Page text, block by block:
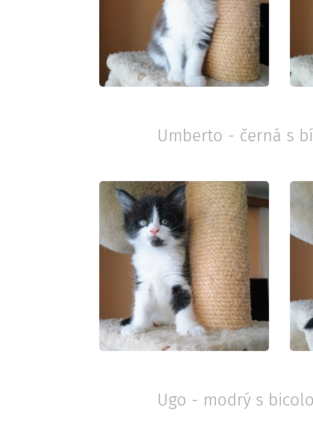
Umberto - černá s
Ugo - modrý s